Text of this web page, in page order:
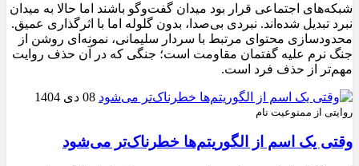
شبکه‌های اجتماعی قرار بود میدان گفت‌وگو باشند اما حالا به میدان
نبرد تبدیل شده‌اند. نبردی بی‌صدا، بدون گلوله اما با اثرگذاری عمیق.
محدودسازی محتوای مرتبط با سردار سلیمانی، نمونه‌ای روشن از
جنگ نرم علیه گفتمان مقاومت است؛ جنگی که در آن حذف روایت
مهم‌تر از حذف فرد است.
08 دی 1404
روایتی از ممنوعیت نام
وقتی یک اسم از الگوریتم‌ها خطرناک‌تر می‌شود